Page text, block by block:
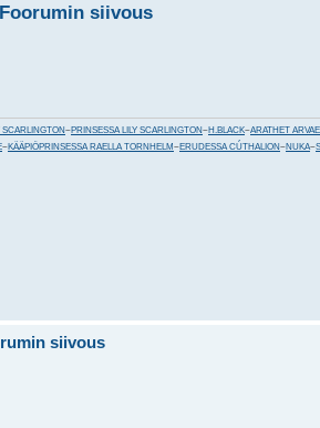
siivous
~PRINSESSA LILY SCARLINGTON~H.BLACK~ARATHET
~KÄÄPIÖPRINSESSA RAELLA TORNHELM~ERUDESSA CÚTHALION~NUKA~
siivous